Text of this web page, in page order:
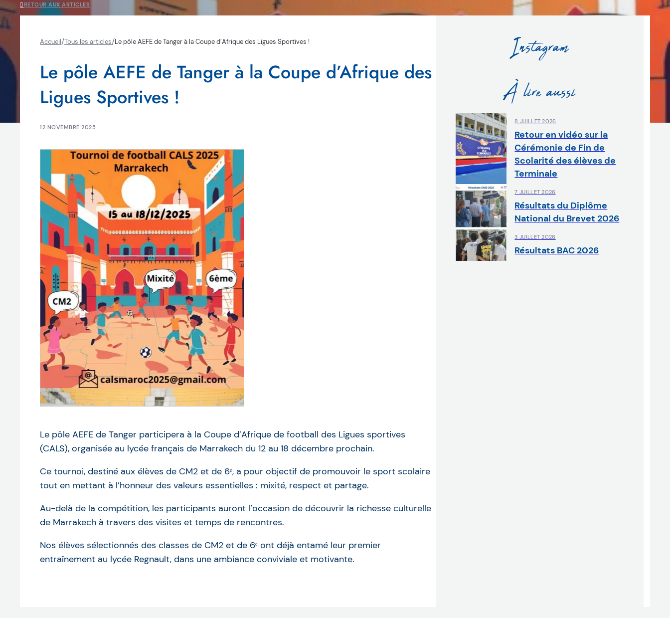
RETOUR AUX ARTICLES
Accueil/Tous les articles/Le pôle AEFE de Tanger à la Coupe d’Afrique des Ligues Sportives !
Le pôle AEFE de Tanger à la Coupe d’Afrique des
Ligues Sportives !
12 NOVEMBRE 2025
Le pôle AEFE de Tanger participera à la Coupe d’Afrique de football des Ligues sportives
(CALS), organisée au lycée français de Marrakech du 12 au 18 décembre prochain.
Ce tournoi, destiné aux élèves de CM2 et de 6ᵉ, a pour objectif de promouvoir le sport scolaire
tout en mettant à l’honneur des valeurs essentielles : mixité, respect et partage.
Au-delà de la compétition, les participants auront l’occasion de découvrir la richesse culturelle
de Marrakech à travers des visites et temps de rencontres.
Nos élèves sélectionnés des classes de CM2 et de 6ᵉ ont déjà entamé leur premier
entraînement au lycée Regnault, dans une ambiance conviviale et motivante.
Instagram
À lire aussi
8 JUILLET 2026
Retour en vidéo sur la
Cérémonie de Fin de
Scolarité des élèves de
Terminale
7 JUILLET 2026
Résultats du Diplôme
National du Brevet 2026
3 JUILLET 2026
Résultats BAC 2026